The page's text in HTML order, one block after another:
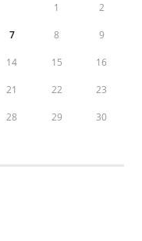
1 2
7 8 9
14 15 16
21 22 23
28 29 30